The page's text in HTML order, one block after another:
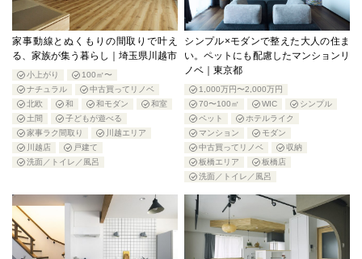
家事動線とぬくもりの間取りで叶え
る、家族が集う暮らし｜埼玉県川越市
小上がり
100㎡〜
ナチュラル
中古買ってリノベ
北欧
和 和モダン
和室
土間
子どもが遊べる
家事ラク間取り
川越エリア
川越店
戸建て
洗面／トイレ／風呂
シンプル×モダンで整えた大人の住ま
い。ペットにも配慮したマンションリ
ノベ｜東京都
1,000万円〜2,000万円
70〜100㎡
WIC
シンプル
ペット
ホテルライク
マンション
モダン
中古買ってリノベ
収納
板橋エリア
板橋店
洗面／トイレ／風呂